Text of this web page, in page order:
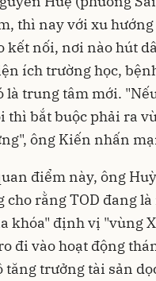
thì nay với xu
kết nối, nơi nào hút
ích trường học,
là trung tâm mới.
thì bắt buộc phải ra
ông Kiến nhấn
điểm này, ông
rằng TOD đang là
khóa" định vị "vùng
đi vào hoạt động
tăng trưởng tài sản